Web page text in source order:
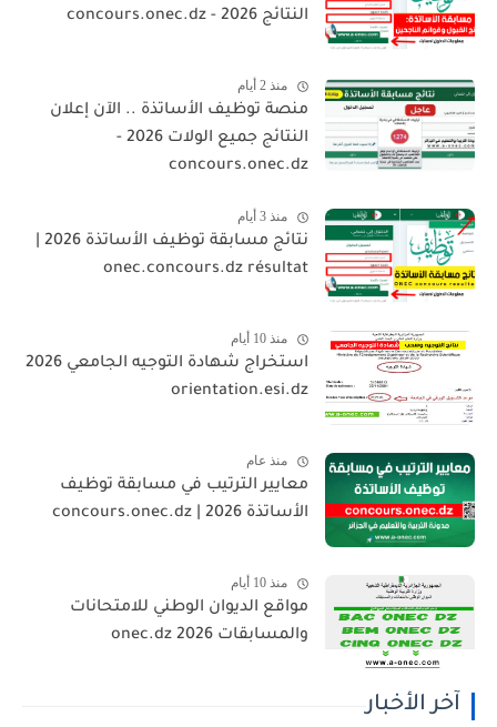
النتائج 2026 - concours.onec.dz
منذ 2 أيام
منصة توظيف الأساتذة .. الآن إعلان
النتائج جميع الولات 2026 -
concours.onec.dz
منذ 3 أيام
نتائج مسابقة توظيف الأساتذة 2026 |
onec.concours.dz résultat
منذ 10 أيام
استخراج شهادة التوجيه الجامعي 2026
orientation.esi.dz
منذ عام
معايير الترتيب في مسابقة توظيف
الأساتذة 2026 | concours.onec.dz
منذ 10 أيام
مواقع الديوان الوطني للامتحانات
والمسابقات 2026 onec.dz
آخر الأخبار